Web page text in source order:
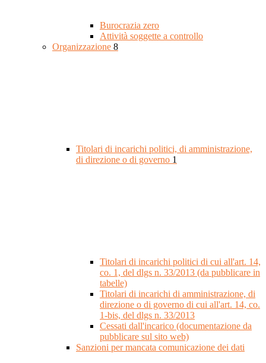
Burocrazia zero
Attività soggette a controllo
Organizzazione 8
Titolari di incarichi politici, di amministrazione,
di direzione o di governo 1
Titolari di incarichi politici di cui all'art. 14,
co. 1, del dlgs n. 33/2013 (da pubblicare in
tabelle)
Titolari di incarichi di amministrazione, di
direzione o di governo di cui all'art. 14, co.
1-bis, del dlgs n. 33/2013
Cessati dall'incarico (documentazione da
pubblicare sul sito web)
Sanzioni per mancata comunicazione dei dati